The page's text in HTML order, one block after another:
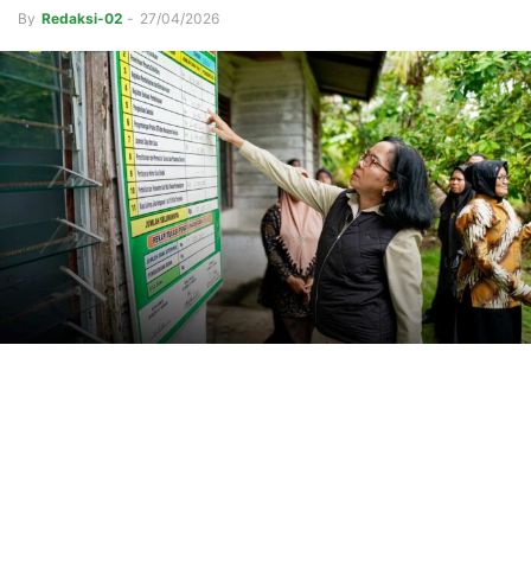
By Redaksi-02 - 27/04/2026